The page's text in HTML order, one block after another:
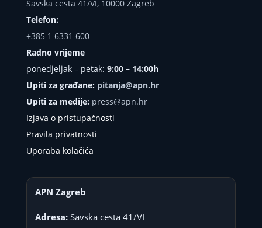
Savska cesta 41/VI, 10000 Zagreb
Telefon:
+385 1 6331 600
Radno vrijeme
ponedjeljak – petak: 9:00 – 14:00h
Upiti za građane: pitanja@apn.hr
Upiti za medije: press@apn.hr
Izjava o pristupačnosti
Pravila privatnosti
Uporaba kolačića
APN Zagreb
Adresa:Savska cesta 41/VI